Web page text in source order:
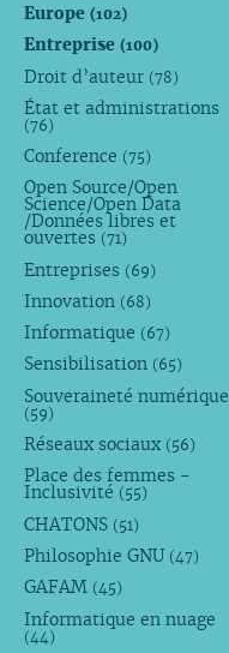
Europe (102)
Entreprise (100)
Droit d’auteur (78)
État et administrations
(76)
Conference (75)
Open Source/Open
Science/Open Data
/Données libres et
ouvertes (71)
Entreprises (69)
Innovation (68)
Informatique (67)
Sensibilisation (65)
Souveraineté numérique
(59)
Réseaux sociaux (56)
Place des femmes -
Inclusivité (55)
CHATONS (51)
Philosophie GNU (47)
GAFAM (45)
Informatique en nuage
(44)